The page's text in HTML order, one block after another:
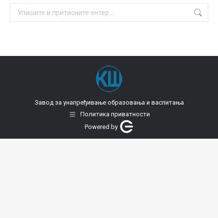
Search:
Завод за унапређивање образовања и васпитања
Политика приватности
Powered by